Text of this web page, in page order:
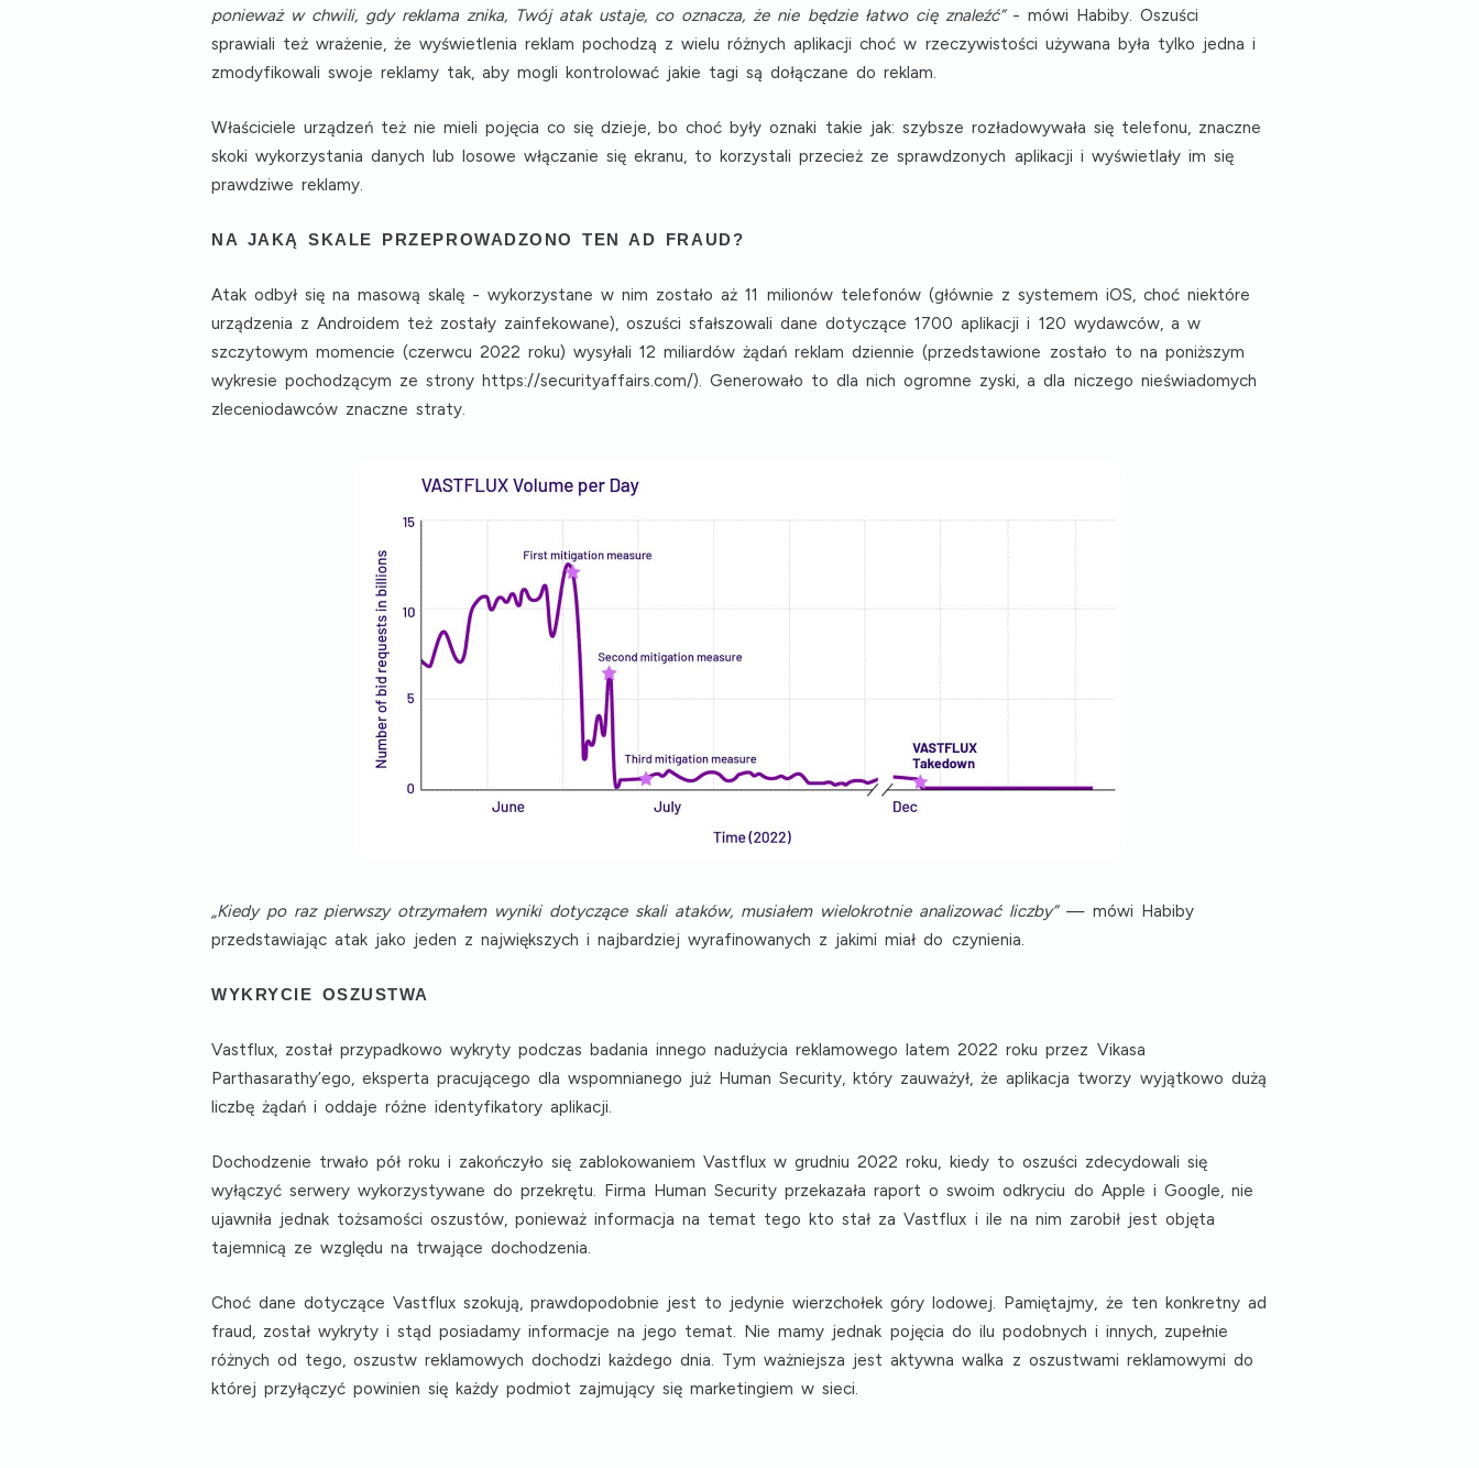
ponieważ w chwili, gdy reklama znika, Twój atak ustaje, co oznacza, że nie będzie łatwo cię znaleźć”- mówi Habiby. Oszuści
sprawiali też wrażenie, że wyświetlenia reklam pochodzą z wielu różnych aplikacji choć w rzeczywistości używana była tylko jedna i
zmodyfikowali swoje reklamy tak, aby mogli kontrolować jakie tagi są dołączane do reklam.
Właściciele urządzeń też nie mieli pojęcia co się dzieje, bo choć były oznaki takie jak: szybsze rozładowywała się telefonu, znaczne
skoki wykorzystania danych lub losowe włączanie się ekranu, to korzystali przecież ze sprawdzonych aplikacji i wyświetlały im się
prawdziwe reklamy.
NA JAKĄ SKALE PRZEPROWADZONO TEN AD FRAUD?
Atak odbył się na masową skalę - wykorzystane w nim zostało aż11 milionów telefonów(głównie z systemem iOS, choć niektóre
urządzenia z Androidem też zostały zainfekowane), oszuści sfałszowali dane dotyczące1700 aplikacji i 120 wydawców, a w
szczytowym momencie (czerwcu 2022 roku) wysyłali12 miliardów żądań reklam dziennie (przedstawione zostało to na poniższym
wykresie pochodzącym ze strony https://securityaffairs.com/). Generowało to dla nich ogromne zyski, a dla niczego nieświadomych
zleceniodawców znaczne straty.
„Kiedy po raz pierwszy otrzymałem wyniki dotyczące skali ataków, musiałem wielokrotnie analizować liczby”— mówi Habiby
przedstawiając atak jako jeden z największych i najbardziej wyrafinowanych z jakimi miał do czynienia.
WYKRYCIE OSZUSTWA
Vastflux, został przypadkowo wykryty podczas badania innego nadużycia reklamowego latem 2022 roku przez Vikasa
Parthasarathy’ego, eksperta pracującego dla wspomnianego już Human Security, który zauważył, że aplikacja tworzy wyjątkowo dużą
liczbę żądań i oddaje różne identyfikatory aplikacji.
Dochodzenie trwało pół roku i zakończyło się zablokowaniem Vastflux w grudniu 2022 roku, kiedy to oszuści zdecydowali się
wyłączyć serwery wykorzystywane do przekrętu. Firma Human Security przekazała raport o swoim odkryciu do Apple i Google, nie
ujawniła jednak tożsamości oszustów, ponieważ informacja na temat tego kto stał za Vastflux i ile na nim zarobił jest objęta
tajemnicą ze względu na trwające dochodzenia.
Choć dane dotyczące Vastflux szokują, prawdopodobnie jest to jedynie wierzchołek góry lodowej. Pamiętajmy, że ten konkretny ad
fraud, został wykryty i stąd posiadamy informacje na jego temat. Nie mamy jednak pojęcia do ilu podobnych i innych, zupełnie
różnych od tego, oszustw reklamowych dochodzi każdego dnia. Tym ważniejsza jest aktywna walka z oszustwami reklamowymi do
której przyłączyć powinien się każdy podmiot zajmujący się marketingiem w sieci.